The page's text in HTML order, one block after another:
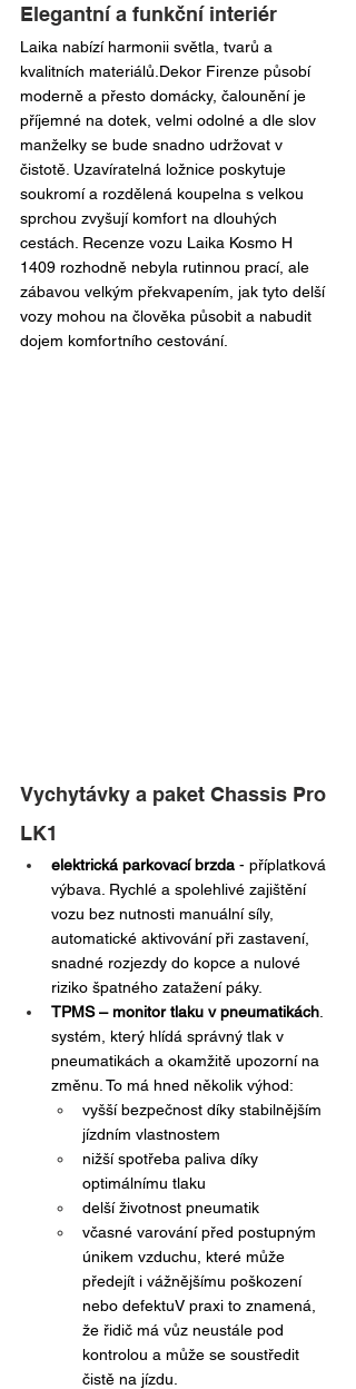
Elegantní a funkční interiér
Laika nabízí harmonii světla, tvarů a
kvalitních materiálů.Dekor Firenze působí
moderně a přesto domácky, čalounění je
příjemné na dotek, velmi odolné a dle slov
manželky se bude snadno udržovat v
čistotě. Uzavíratelná ložnice poskytuje
soukromí a rozdělená koupelna s velkou
sprchou zvyšují komfort na dlouhých
cestách. Recenze vozu Laika Kosmo H
1409 rozhodně nebyla rutinnou prací, ale
zábavou velkým překvapením, jak tyto delší
vozy mohou na člověka působit a nabudit
dojem komfortního cestování.
Vychytávky a paket Chassis Pro
LK1
elektrická parkovací brzda - příplatková
výbava. Rychlé a spolehlivé zajištění
vozu bez nutnosti manuální síly,
automatické aktivování při zastavení,
snadné rozjezdy do kopce a nulové
riziko špatného zatažení páky.
TPMS – monitor tlaku v pneumatikách
systém, který hlídá správný tlak v
pneumatikách a okamžitě upozorní na
změnu. To má hned několik výhod:
vyšší bezpečnost díky stabilnějším
jízdním vlastnostem
nižší spotřeba paliva díky
optimálnímu tlaku
delší životnost pneumatik
včasné varování před postupným
únikem vzduchu, které může
předejít i vážnějšímu poškození
nebo defektuV praxi to znamená,
že řidič má vůz neustále pod
kontrolou a může se soustředit
čistě na jízdu.